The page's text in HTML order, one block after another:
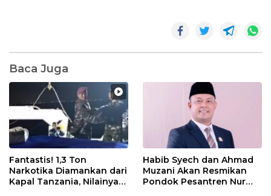
Baca Juga
Fantastis! 1,3 Ton
Narkotika Diamankan dari
Kapal Tanzania, Nilainya
Habib Syech dan Ahmad
Muzani Akan Resmikan
Pondok Pesantren Nur